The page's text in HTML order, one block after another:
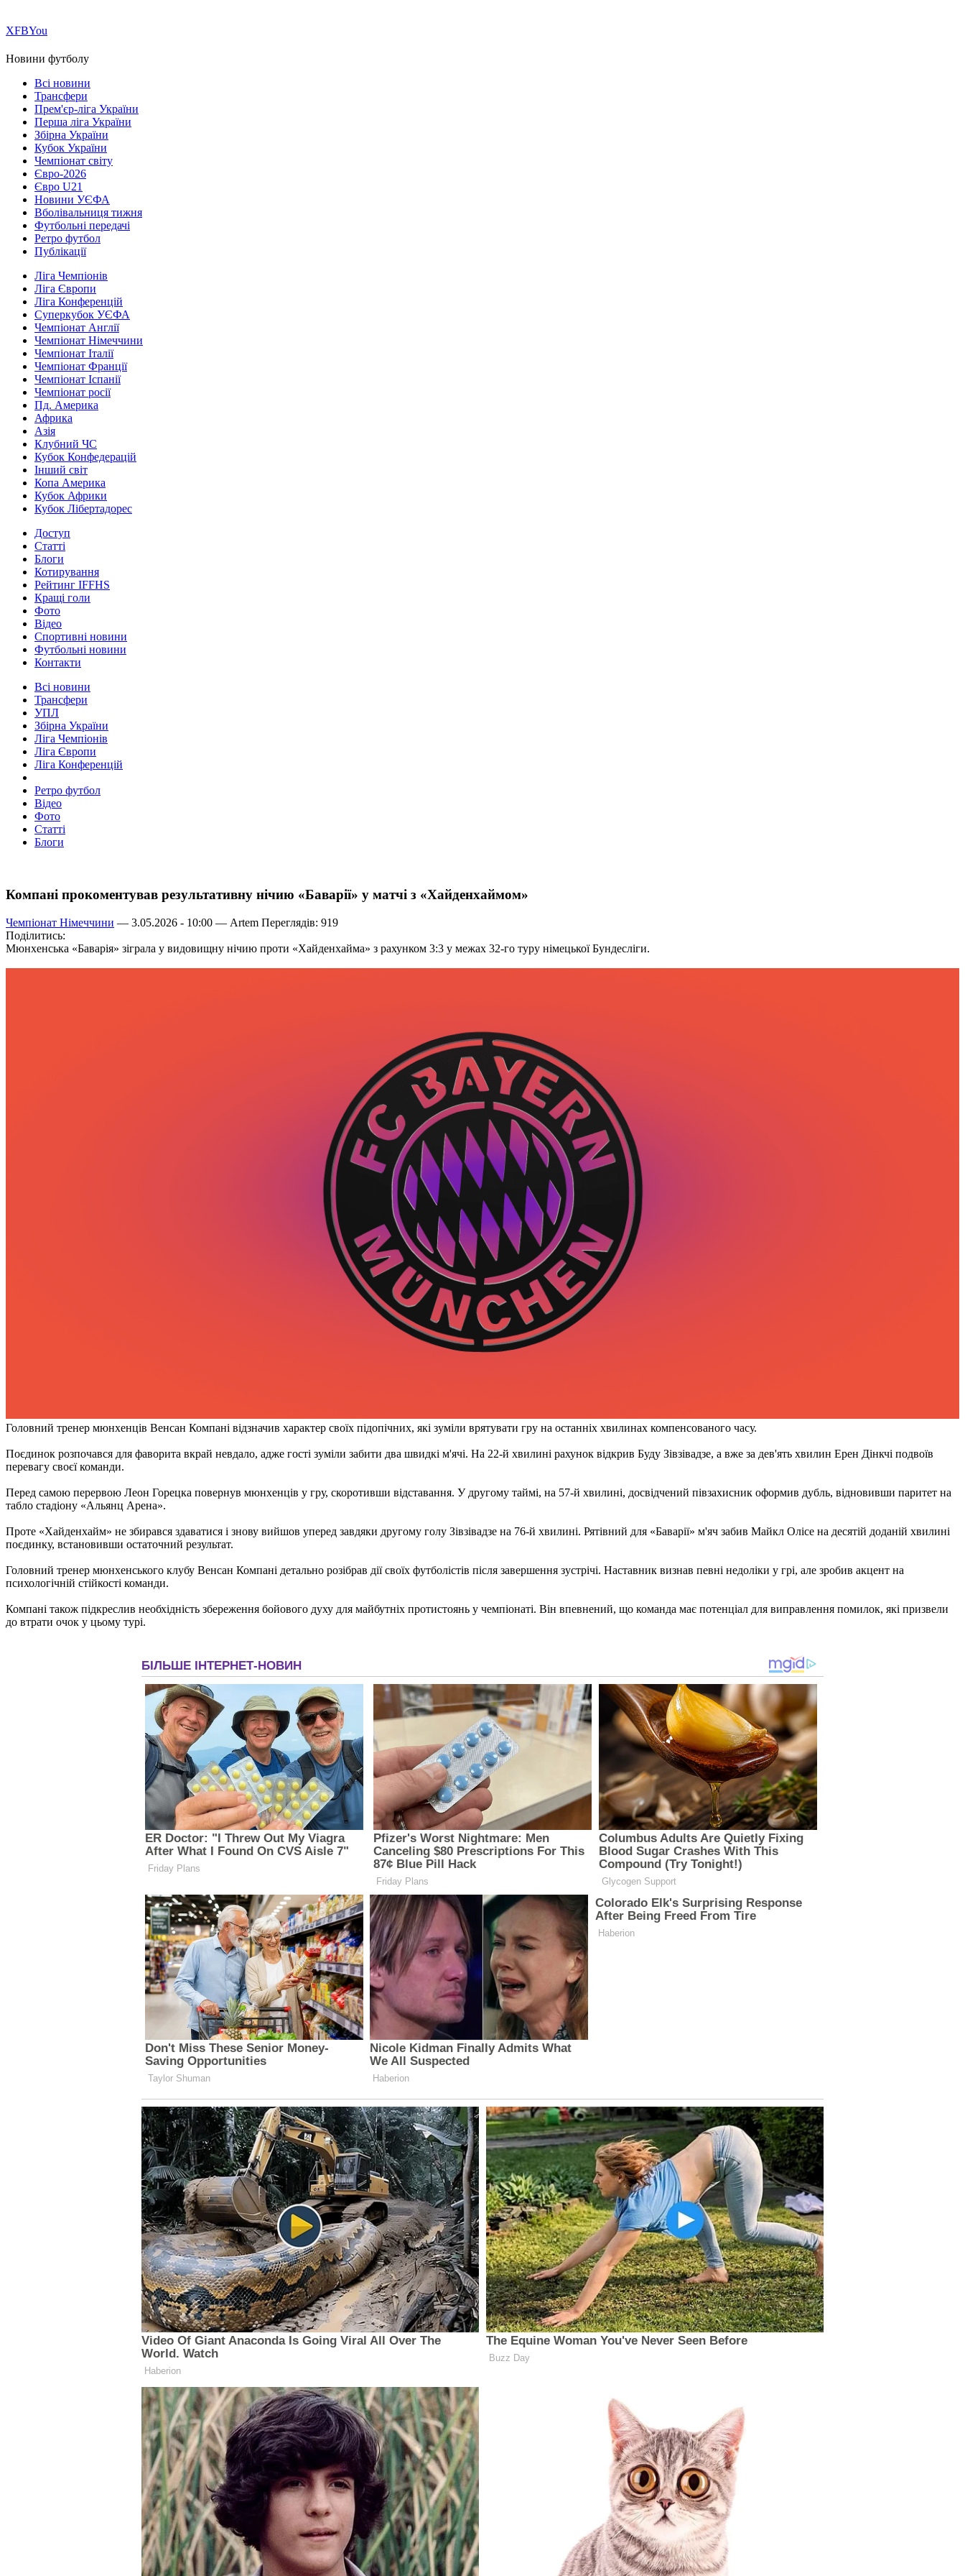
ХFBYou
Новини футболу
Всі новини
Трансфери
Прем'єр-ліга України
Перша ліга України
Збірна України
Кубок України
Чемпіонат світу
Євро-2026
Євро U21
Новини УЄФА
Вболівальниця тижня
Футбольні передачі
Ретро футбол
Публікації
Ліга Чемпіонів
Ліга Європи
Ліга Конференцій
Суперкубок УЄФА
Чемпіонат Англії
Чемпіонат Німеччини
Чемпіонат Італії
Чемпіонат Франції
Чемпіонат Іспанії
Чемпіонат росії
Пд. Америка
Африка
Азія
Клубний ЧС
Кубок Конфедерацій
Інший світ
Копа Америка
Кубок Африки
Кубок Лібертадорес
Доступ
Статті
Блоги
Котирування
Рейтинг IFFHS
Кращі голи
Фото
Відео
Спортивні новини
Футбольні новини
Контакти
Всі новини
Трансфери
УПЛ
Збірна України
Ліга Чемпіонів
Ліга Європи
Ліга Конференцій
Ретро футбол
Відео
Фото
Статті
Блоги
Компані прокоментував результативну нічию «Баварії» у матчі з «Хайденхаймом»
Чемпіонат Німеччини — 3.05.2026 - 10:00 — Artem Переглядів: 919
Поділитись:
Мюнхенська «Баварія» зіграла у видовищну нічию проти «Хайденхайма» з рахунком 3:3 у межах 32-го туру німецької Бундесліги.
Головний тренер мюнхенців Венсан Компані відзначив характер своїх підопічних, які зуміли врятувати гру на останніх хвилинах компенсованого часу.
Поєдинок розпочався для фаворита вкрай невдало, адже гості зуміли забити два швидкі м'ячі. На 22-й хвилині рахунок відкрив Буду Зівзівадзе, а вже за дев'ять хвилин Ерен Дінкчі подвоїв
перевагу своєї команди.
Перед самою перервою Леон Горецка повернув мюнхенців у гру, скоротивши відставання. У другому таймі, на 57-й хвилині, досвідчений півзахисник оформив дубль, відновивши паритет на
табло стадіону «Альянц Арена».
Проте «Хайденхайм» не збирався здаватися і знову вийшов уперед завдяки другому голу Зівзівадзе на 76-й хвилині. Рятівний для «Баварії» м'яч забив Майкл Олісе на десятій доданій хвилині
поєдинку, встановивши остаточний результат.
Головний тренер мюнхенського клубу Венсан Компані детально розібрав дії своїх футболістів після завершення зустрічі. Наставник визнав певні недоліки у грі, але зробив акцент на
психологічній стійкості команди.
Компані також підкреслив необхідність збереження бойового духу для майбутніх протистоянь у чемпіонаті. Він впевнений, що команда має потенціал для виправлення помилок, які призвели
до втрати очок у цьому турі.